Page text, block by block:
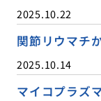
2025.10.22
関節リウマチ
2025.10.14
マイコプラズ